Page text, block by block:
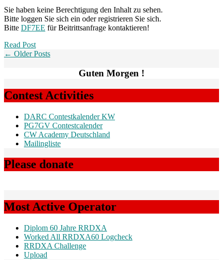
Sie haben keine Berechtigung den Inhalt zu sehen.
Bitte loggen Sie sich ein oder registrieren Sie sich.
Bitte DF7EE für Beitrittsanfrage kontaktieren!
Read Post
← Older Posts
Guten Morgen !
Contest Activities
DARC Contestkalender KW
PG7GV Contestcalender
CW Academy Deutschland
Mailingliste
Please donate
Most Active Operator
Diplom 60 Jahre RRDXA
Worked All RRDXA60 Logcheck
RRDXA Challenge
Upload